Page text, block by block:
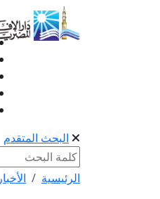
البحث المتقدم
الرئيسية الأخبار